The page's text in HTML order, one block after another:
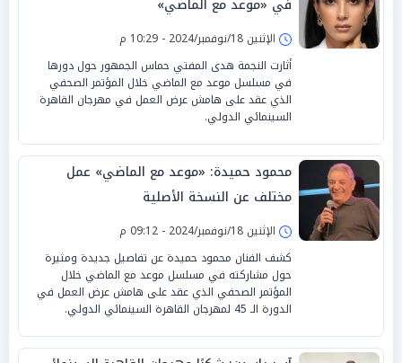
الإثنين 18/نوفمبر/2024 - 10:29 م
أثارت النجمة هدى المفتي حماس الجمهور حول دورها
في مسلسل موعد مع الماضي خلال المؤتمر الصحفي
الذي عقد على هامش عرض العمل في مهرجان القاهرة
السينمائي الدولي.
محمود حميدة: «موعد مع الماضي» عمل
مختلف عن النسخة الأصلية
الإثنين 18/نوفمبر/2024 - 09:12 م
كشف الفنان محمود حميدة عن تفاصيل جديدة ومثيرة
حول مشاركته في مسلسل موعد مع الماضي خلال
المؤتمر الصحفي الذي عقد على هامش عرض العمل في
الدورة الـ 45 لمهرجان القاهرة السينمائي الدولي.